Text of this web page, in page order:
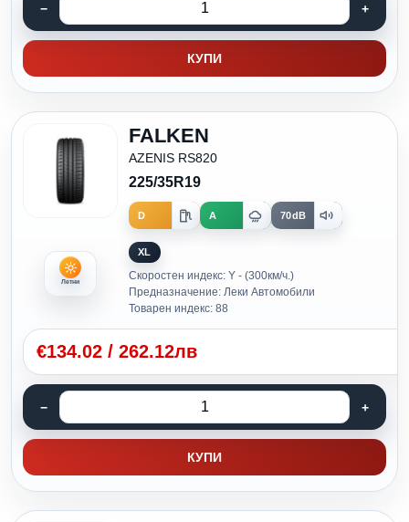
КУПИ
Летни
FALKEN
AZENIS RS820
225/35R19
D A 70dB
XL
Скоростен индекс: Y - (300км/ч.)
Предназначение: Леки Автомобили
Товарен индекс: 88
€134.02 / 262.12лв
КУПИ